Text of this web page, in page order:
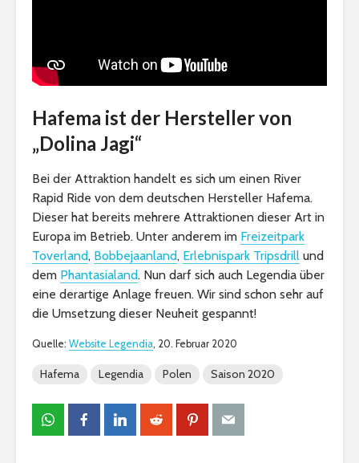
Hafema ist der Hersteller von
„Dolina Jagi“
Bei der Attraktion handelt es sich um einen River
Rapid Ride von dem deutschen Hersteller Hafema.
Dieser hat bereits mehrere Attraktionen dieser Art in
Europa im Betrieb. Unter anderem im Freizeitpark
Toverland, Bobbejaanland, Erlebnispark Tripsdrill und
dem Phantasialand. Nun darf sich auch Legendia über
eine derartige Anlage freuen. Wir sind schon sehr auf
die Umsetzung dieser Neuheit gespannt!
Quelle: Website Legendia, 20. Februar 2020
Hafema Legendia Polen Saison 2020